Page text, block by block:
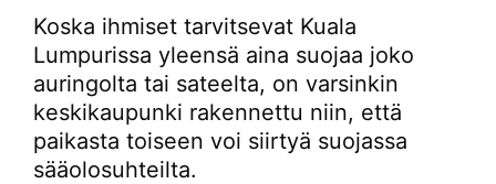
Koska ihmiset tarvitsevat Kuala
Lumpurissa yleensä aina suojaa joko
auringolta tai sateelta, on varsinkin
keskikaupunki rakennettu niin, että
paikasta toiseen voi siirtyä suojassa
sääolosuhteilta.